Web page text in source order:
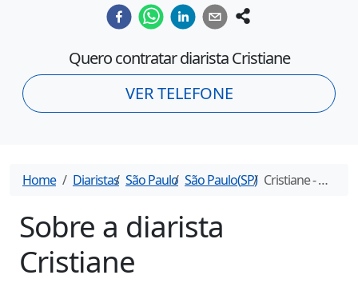
Quero contratar diaristaCristiane
VER TELEFONE
Home Diaristas São Paulo São Paulo(SP) Cristiane- Diarista em
Sobre a diarista
Cristiane